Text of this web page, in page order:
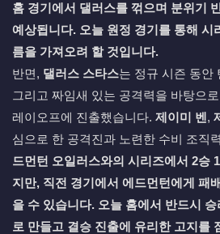
홈 경기에서 댈러스를 꺾으며 분위기
예상됩니다. 오늘 원정 경기를 통해 시
름을 가져오려 할 것입니다.
반면, 댈러스 스타스는 정규 시즌 동안
그리고 짜임새 있는 공격력을 바탕으
레이오프에 진출했습니다. 제이미 벤,
심으로 한 공격진과 노련한 수비 조직
드먼턴 오일러스와의 시리즈에서 2승
지만, 직전 경기에서 에드먼턴에게 패
을 수 있습니다. 오늘 홈에서 반드시
로 만들고 결승 진출에 유리한 고지를